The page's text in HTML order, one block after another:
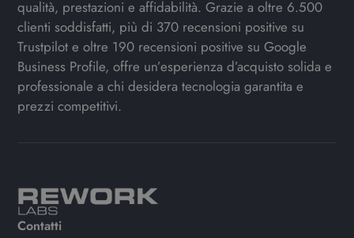
qualità, prestazioni e affidabilità. Grazie a oltre 6.500
clienti soddisfatti, più di 370 recensioni positive su
Trustpilot e oltre 190 recensioni positive su Google
Business Profile, offre un’esperienza d’acquisto solida e
professionale a chi desidera tecnologia garantita e
prezzi competitivi.
Contatti